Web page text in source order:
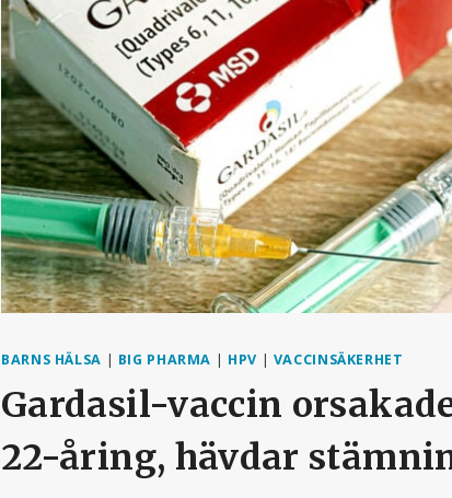
BARNS HÄLSA | BIG PHARMA | HPV | VACCINSÄKERHET
Gardasil-vaccin
22-åring, hävdar